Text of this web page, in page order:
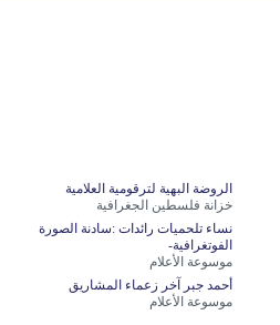
الروضة البهية لترقومية العلامية
خزانة فلسطين الجغرافية
نساء تلحميات رائدات :سادنة الصورة
الفوتغرافية-
موسوعة الأعلام
أحمد جبر آخر زعماء المشاريق
موسوعة الأعلام